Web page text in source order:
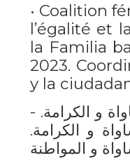
• Coalition
l’égalité et
la Familia
2023.
y la
- الإئتلاف النسائي من أجل مدونة أسرة قائمة على المساواة و الكرامة.
و الكرامة.